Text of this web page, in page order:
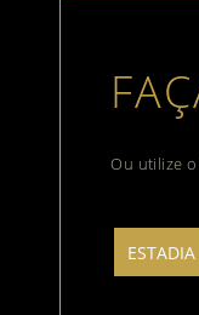
Ou utilize
ESTADIA